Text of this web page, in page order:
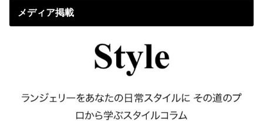
メディア掲載